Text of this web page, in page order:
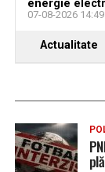
energie
07-08-2026 14:49
Actualitate